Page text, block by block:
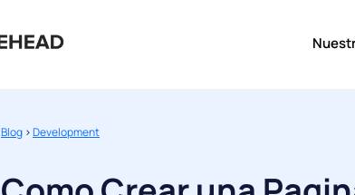
Blog >Development